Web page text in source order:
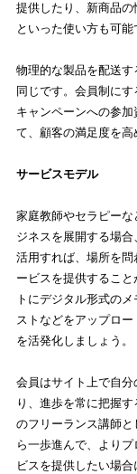
提供したり、新商品
といった使い方も可能
物理的な製品を配送
同じです。会員制に
キャンペーンへの参
て、顧客の満足度を高
サービスモデル
家庭教師やセラピー
ジネスを展開する場
活用すれば、場所を
ービスを提供するこ
トにデジタル形式の
ストなどをアップロ
を活発化しましょう。
会員はサイト上で自分
り、進歩を常に把握
のフリーランス講師
ら一歩進んで、より
ビスを提供したい場合